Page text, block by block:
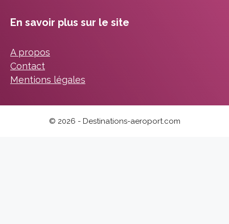
En savoir plus sur le site
A propos
Contact
Mentions légales
© 2026 - Destinations-aeroport.com